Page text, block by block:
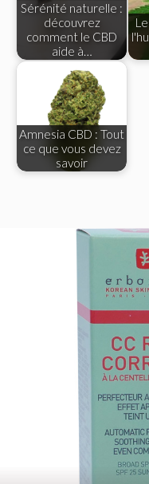
Sérénité naturelle :
découvrez
comment le CBD
aide à…
Amnesia CBD : Tout
ce que vous devez
savoir